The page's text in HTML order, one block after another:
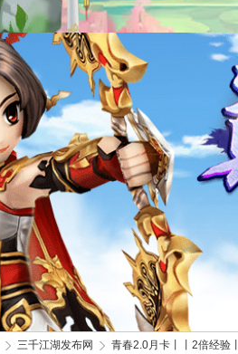
三千江湖发布网 青春2.0月卡丨丨2倍经验